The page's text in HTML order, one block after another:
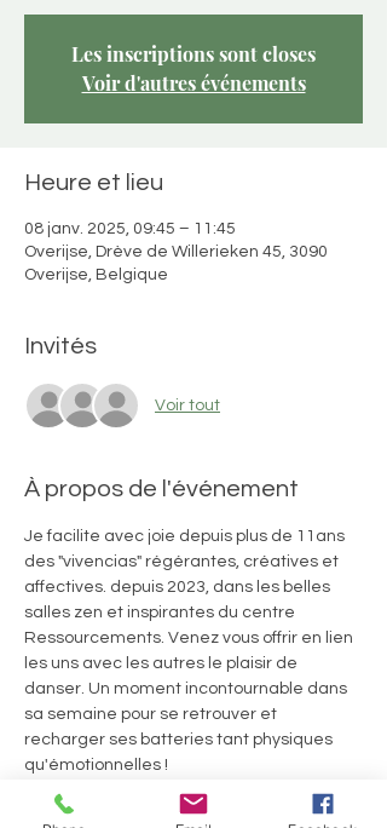
Les inscriptions sont closes
Voir d'autres événements
Heure et lieu
08 janv. 2025, 09:45 – 11:45
Overijse, Drève de Willerieken 45, 3090
Overijse, Belgique
Invités
Voir tout
À propos de l'événement
Je facilite avec joie depuis plus de 11ans
des "vivencias" régérantes, créatives et
affectives. depuis 2023, dans les belles
salles zen et inspirantes du centre
Ressourcements. Venez vous offrir en lien
les uns avec les autres le plaisir de
danser. Un moment incontournable dans
sa semaine pour se retrouver et
recharger ses batteries tant physiques
qu'émotionnelles !
Conditions financières
15euros/vivencia en abonnement